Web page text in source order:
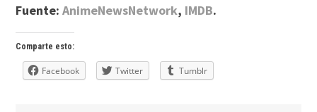
Fuente:AnimeNewsNetwork, IMDB.
Comparte esto:
Facebook Twitter Tumblr